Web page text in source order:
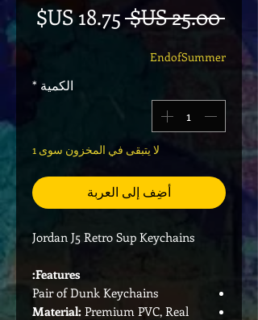
‏25.00 US$ سعر عادي
EndofSummer
الكمية *
لا يتبقى في المخزون سوى 1
أضِف إلى العربة
Jordan J5 Retro Sup Keychains
Features:
Pair of Dunk Keychains
Material: Premium PVC, Real